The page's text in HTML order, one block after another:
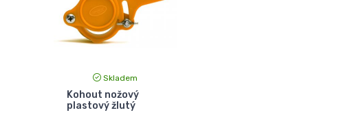
Skladem
Kohout nožový
plastový žlutý